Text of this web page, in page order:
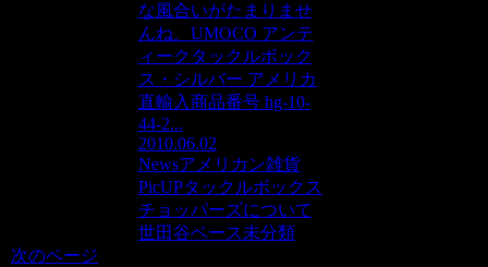
な風合いがたまりませ
んね。UMOCO アンテ
ィークタックルボック
ス・シルバー アメリカ
直輸入商品番号 hg-10-
44-2...
2010.06.02
Newsアメリカン雑貨
PicUPタックルボックス
チョッパーズについて
世田谷ベース未分類
次のページ